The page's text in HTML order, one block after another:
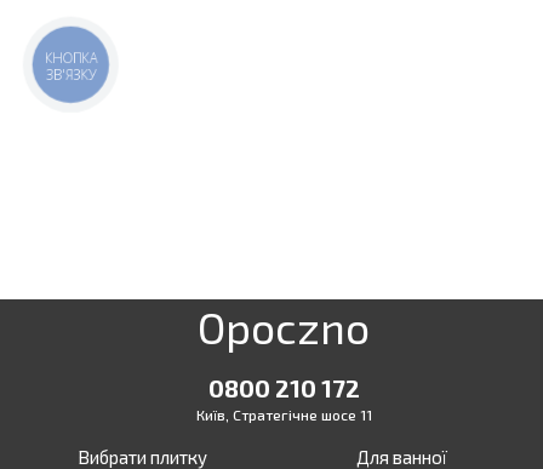
Opoczno
0800 210 172
Київ, Стратегічне шосе 11
Вибрати плитку
Для ванної
КНОПКА
ЗВ'ЯЗКУ